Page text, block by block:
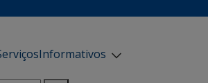
Informativos